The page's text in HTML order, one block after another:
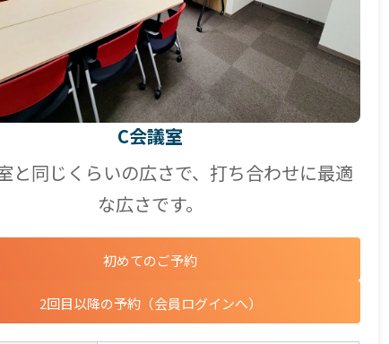
C会議室
と同じくらいの広さで、打ち合わせに最適
な広さです。
初めてのご予約
2回目以降の予約（会員ログインへ）